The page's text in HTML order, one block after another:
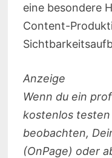
eine besondere
Content-
Anzeige
Wenn du ein
kostenlos
beobachten,
(OnPage) oder